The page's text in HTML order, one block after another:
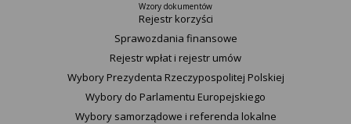
Wzory dokumentów
Rejestr korzyści
Sprawozdania finansowe
Rejestr wpłat i rejestr umów
Wybory Prezydenta Rzeczypospolitej Polskiej
Wybory do Parlamentu Europejskiego
Wybory samorządowe i referenda lokalne